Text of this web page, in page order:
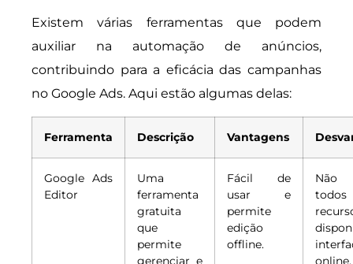
Existem várias ferramentas que podem
auxiliar na automação de anúncios,
contribuindo para a eficácia das campanhas
no Google Ads. Aqui estão algumas delas:
Ferramenta Descrição Vantagens
Google Ads
Editor
Uma
ferramenta
gratuita
que
permite
Fácil de
usar e
permite
edição
offline.
Não